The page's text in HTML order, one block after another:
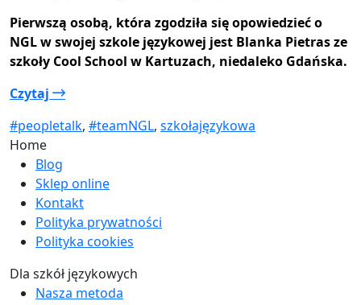
Pierwszą osobą, która zgodziła się opowiedzieć o
NGL w swojej szkole językowej jest Blanka Pietras ze
szkoły Cool School w Kartuzach, niedaleko Gdańska.
Czytaj
#peopletalk, #teamNGL, szkołajęzykowa
Home
Blog
Sklep online
Kontakt
Polityka prywatności
Polityka cookies
Dla szkół językowych
Nasza metoda